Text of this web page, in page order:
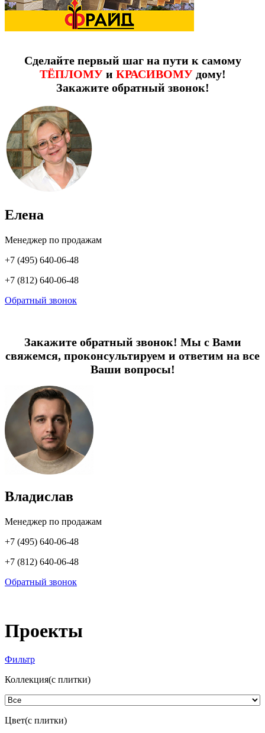
Сделайте первый шаг на пути к самому
ТЁПЛОМУи КРАСИВОМУдому!
Закажите обратный звонок!
Елена
Менеджер по продажам
+7 (495) 640-06-48
+7 (812) 640-06-48
Обратный звонок
Закажите обратный звонок! Мы с Вами
свяжемся, проконсультируем и ответим на все
Ваши вопросы!
Владислав
Менеджер по продажам
+7 (495) 640-06-48
+7 (812) 640-06-48
Обратный звонок
Проекты
Фильтр
Коллекция(с плитки)
Цвет(с плитки)